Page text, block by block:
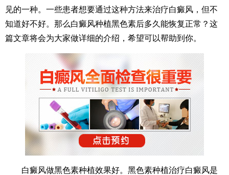
见的一种。一些患者想要通过这种方法来治疗白癜风，但不
知道好不好。那么白癜风种植黑色素后多久能恢复正常？这
篇文章将会为大家做详细的介绍，希望可以帮助到你。
白癜风做黑色素种植效果好。黑色素种植治疗白癜风是